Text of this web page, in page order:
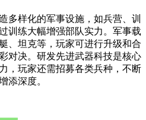
多样化的军事设施，如兵营、训
训练大幅增强部队实力。军事载
、坦克等，玩家可进行升级和合
对决。研发先进武器科技是核心
，玩家还需招募各类兵种，不断
添深度。